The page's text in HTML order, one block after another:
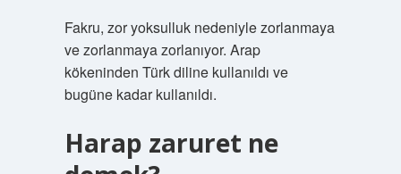
Fakru, zor yoksulluk nedeniyle zorlanmaya
ve zorlanmaya zorlanıyor. Arap
kökeninden Türk diline kullanıldı ve
bugüne kadar kullanıldı.
Harap zaruret ne